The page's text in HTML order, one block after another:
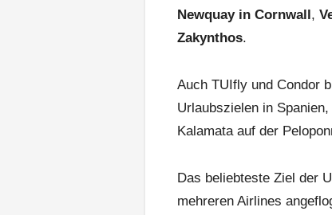
Newquay in Cornwall,
Zakynthos.
Auch TUIfly und Condor
Urlaubszielen in
Kalamata auf der
Das beliebteste Ziel der
mehreren Airlines